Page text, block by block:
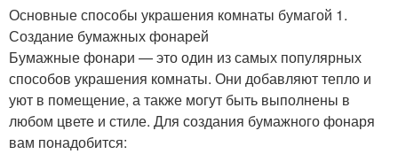
Основные способы украшения комнаты бумагой 1.
Создание бумажных фонарей
Бумажные фонари — это один из самых популярных
способов украшения комнаты. Они добавляют тепло и
уют в помещение, а также могут быть выполнены в
любом цвете и стиле. Для создания бумажного фонаря
вам понадобится: